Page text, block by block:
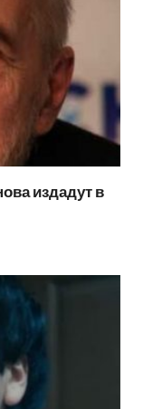
издадут в